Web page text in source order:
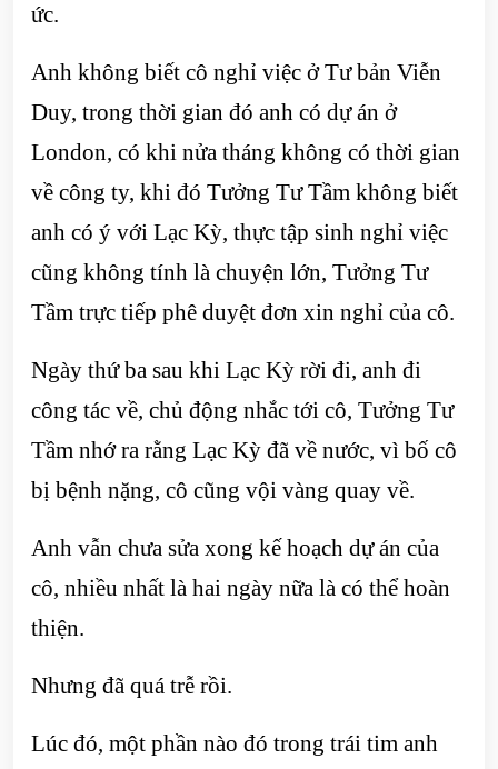
ức.
Anh không biết cô nghỉ việc ở Tư bản Viễn
Duy, trong thời gian đó anh có dự án ở
London, có khi nửa tháng không có thời gian
về công ty, khi đó Tưởng Tư Tầm không biết
anh có ý với Lạc Kỳ, thực tập sinh nghỉ việc
cũng không tính là chuyện lớn, Tưởng Tư
Tầm trực tiếp phê duyệt đơn xin nghỉ của cô.
Ngày thứ ba sau khi Lạc Kỳ rời đi, anh đi
công tác về, chủ động nhắc tới cô, Tưởng Tư
Tầm nhớ ra rằng Lạc Kỳ đã về nước, vì bố cô
bị bệnh nặng, cô cũng vội vàng quay về.
Anh vẫn chưa sửa xong kế hoạch dự án của
cô, nhiều nhất là hai ngày nữa là có thể hoàn
thiện.
Nhưng đã quá trễ rồi.
Lúc đó, một phần nào đó trong trái tim anh